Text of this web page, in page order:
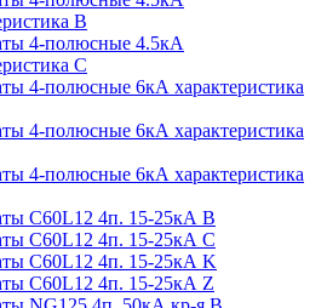
В
4-полюсные 4.5кА
С
4-полюсные 6кА характеристика
4-полюсные 6кА характеристика
4-полюсные 6кА характеристика
C60L12 4п. 15-25кА B
C60L12 4п. 15-25кА C
C60L12 4п. 15-25кА K
C60L12 4п. 15-25кА Z